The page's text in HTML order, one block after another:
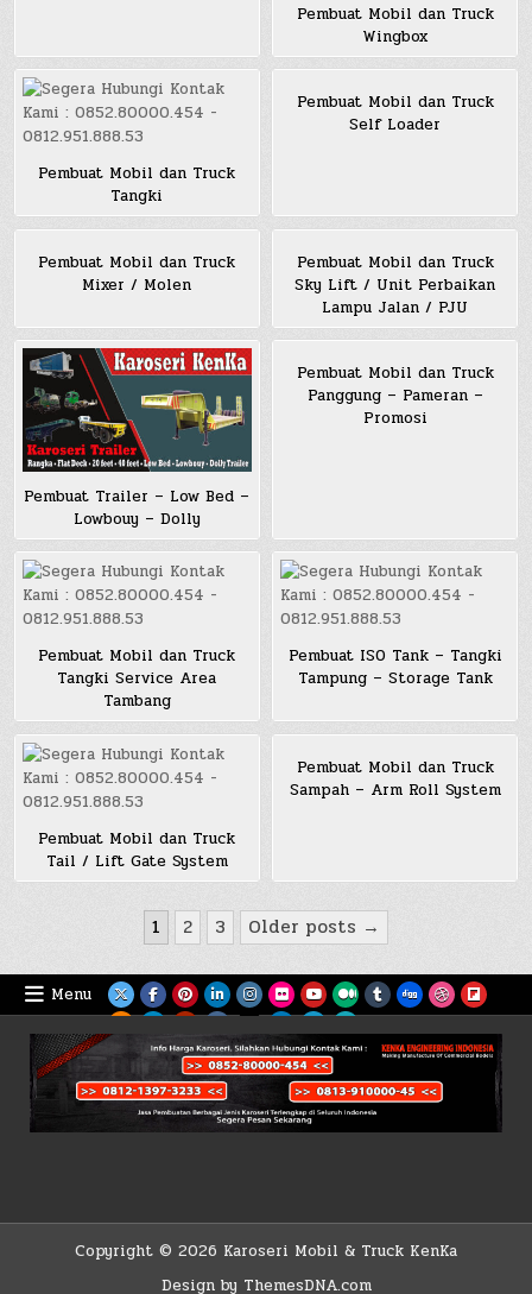
Pembuat Mobil dan Truck
Wingbox
Pembuat Mobil dan Truck
Tangki
Pembuat Mobil dan Truck
Self Loader
Pembuat Mobil dan Truck
Mixer / Molen
Pembuat Mobil dan Truck
Sky Lift / Unit Perbaikan
Lampu Jalan / PJU
Pembuat Trailer – Low Bed –
Lowbouy – Dolly
Pembuat Mobil dan Truck
Panggung – Pameran –
Promosi
Pembuat Mobil dan Truck
Tangki Service Area
Tambang
Pembuat ISO Tank – Tangki
Tampung – Storage Tank
Pembuat Mobil dan Truck
Tail / Lift Gate System
Pembuat Mobil dan Truck
Sampah – Arm Roll System
pagination
1 2 3 Older posts →
Menu
Copyright © 2026 Karoseri Mobil & Truck KenKa
Design by ThemesDNA.com